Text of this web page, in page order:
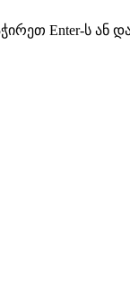
Enter-ს ან